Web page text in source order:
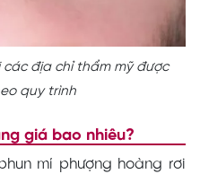
địa chỉ thẩm mỹ được
quy trình
giá bao nhiêu?
mí phượng hoàng rơi